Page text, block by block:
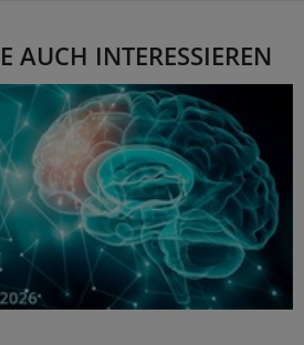
AUCH INTERESSIEREN